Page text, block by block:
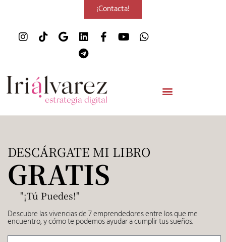
¡Contacta!
DESCÁRGATE MI LIBRO
GRATIS
"¡Tú Puedes!"
Descubre las vivencias de 7 emprendedores entre los que me
encuentro, y cómo te podemos ayudar a cumplir tus sueños.